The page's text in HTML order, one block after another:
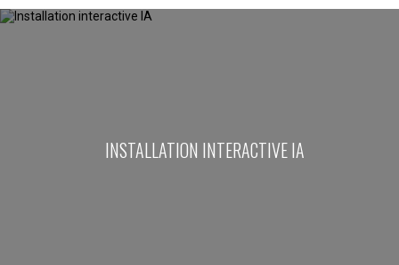
INSTALLATION INTERACTIVE IA